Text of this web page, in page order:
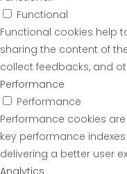
Functional
Functional cookies help
sharing the content of
collect feedbacks, and
Performance
Performance
Performance cookies
key performance
delivering a better user
Analytics